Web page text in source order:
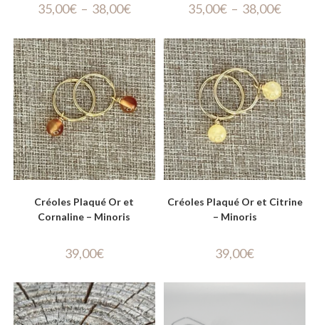
35,00€ – 38,00€ 35,00€ – 38,00€
Créoles Plaqué Or et
Cornaline – Minoris
39,00€
Créoles Plaqué Or et Citrine
– Minoris
39,00€